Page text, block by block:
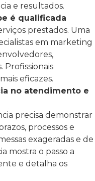
e resultados.
é qualificada
prestados. Uma
em marketing
Profissionais
eficazes.
no atendimento e
precisa demonstrar
processos e
exageradas e de
mostra o passo a
e detalha os